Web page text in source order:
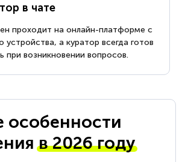
в чате
проходит на онлайн-платформе с
устройства, а куратор всегда готов
при возникновении вопросов.
особенности
в 2026 году